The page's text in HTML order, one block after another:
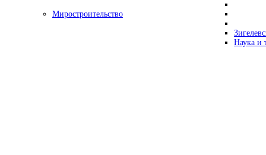
Миростроительство
Наука и